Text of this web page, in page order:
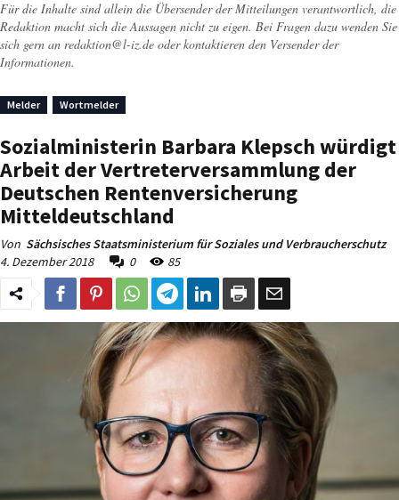
Für die Inhalte sind allein die Übersender der Mitteilungen verantwortlich, die
Redaktion macht sich die Aussagen nicht zu eigen. Bei Fragen dazu wenden Sie
sich gern an redaktion@l-iz.de oder kontaktieren den Versender der
Informationen.
Melder Wortmelder
Sozialministerin Barbara Klepsch würdigt
Arbeit der Vertreterversammlung der
Deutschen Rentenversicherung
Mitteldeutschland
Von Sächsisches Staatsministerium für Soziales und Verbraucherschutz
4. Dezember 2018
0 85